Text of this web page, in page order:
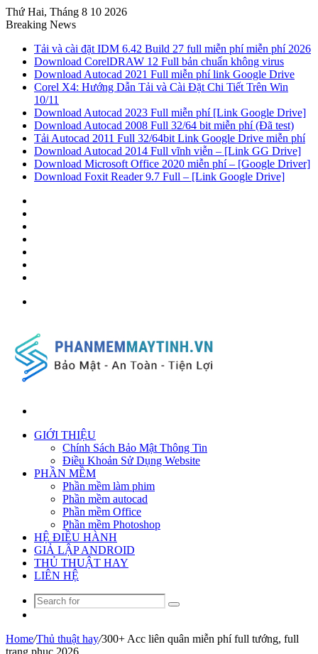
Thứ Hai, Tháng 8 10 2026
Breaking News
Tải và cài đặt IDM 6.42 Build 27 full miễn phí miễn phí 2026
Download CorelDRAW 12 Full bản chuẩn không virus
Download Autocad 2021 Full miễn phí link Google Drive
Corel X4: Hướng Dẫn Tải và Cài Đặt Chi Tiết Trên Win
10/11
Download Autocad 2023 Full miễn phí [Link Google Drive]
Download Autocad 2008 Full 32/64 bit miễn phí (Đã test)
Tải Autocad 2011 Full 32/64bit Link Google Drive miễn phí
Download Autocad 2014 Full vĩnh viễn – [Link GG Drive]
Download Microsoft Office 2020 miễn phí – [Google Driver]
Download Foxit Reader 9.7 Full – [Link Google Drive]
GIỚI THIỆU
Chính Sách Bảo Mật Thông Tin
Điều Khoản Sử Dụng Website
PHẦN MỀM
Phần mềm làm phim
Phần mềm autocad
Phần mềm Office
Phần mềm Photoshop
HỆ ĐIỀU HÀNH
GIẢ LẬP ANDROID
THỦ THUẬT HAY
LIÊN HỆ
Search
Home/Thủ thuật hay/300+ Acc liên quân miễn phí full tướng, full
trang phục 2026